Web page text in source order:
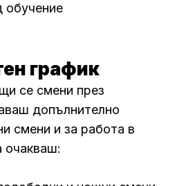
обучение
график
се смени през
допълнително
смени и за работа в